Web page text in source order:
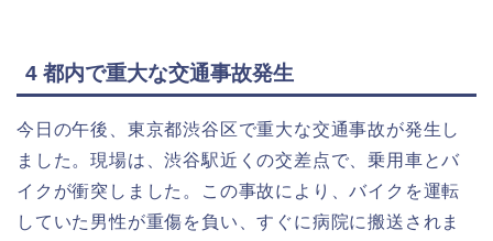
4 都内で重大な交通事故発生
今日の午後、東京都渋谷区で重大な交通事故が発生し
ました。現場は、渋谷駅近くの交差点で、乗用車とバ
イクが衝突しました。この事故により、バイクを運転
していた男性が重傷を負い、すぐに病院に搬送されま